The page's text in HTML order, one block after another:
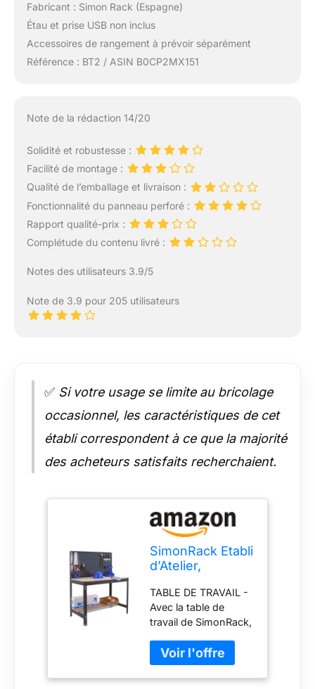
Fabricant : Simon Rack (Espagne)
Étau et prise USB non inclus
Accessoires de rangement à prévoir séparément
Référence : BT2 / ASIN B0CP2MX151
Note de la rédaction 14/20
Solidité et robustesse :
Facilité de montage :
Qualité de l’emballage et livraison :
Fonctionnalité du panneau perforé :
Rapport qualité-prix :
Complétude du contenu livré :
Notes des utilisateurs 3.9/5
Note de 3.9 pour 205 utilisateurs
✅ Si votre usage se limite au bricolage
occasionnel, les caractéristiques de cet
établi correspondent à ce que la majorité
des acheteurs satisfaits recherchaient.
SimonRack Etabli
d’Atelier,
Charge 400 kg,
1445x910x610
mm, Panneau
Perforé, Table
de Travail
Bricolage,
Anthracite/Bois -
TABLE DE TRAVAIL -
Avec la table de
travail de SimonRack,
pour découper,
réparer et résoudre
tout ce que vous